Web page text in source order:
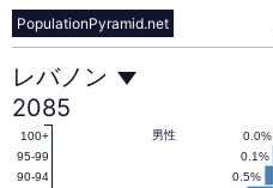
PopulationPyramid.net
レ
バ
レバノン
2085
0.5%
0.1%
0.0%
男性
90-94
95-99
100+